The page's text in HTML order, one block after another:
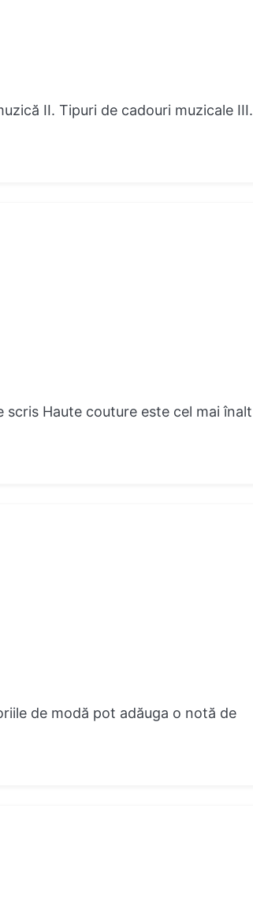
II. Tipuri de cadouri muzicale III.
Haute couture este cel mai înalt
de modă pot adăuga o notă de